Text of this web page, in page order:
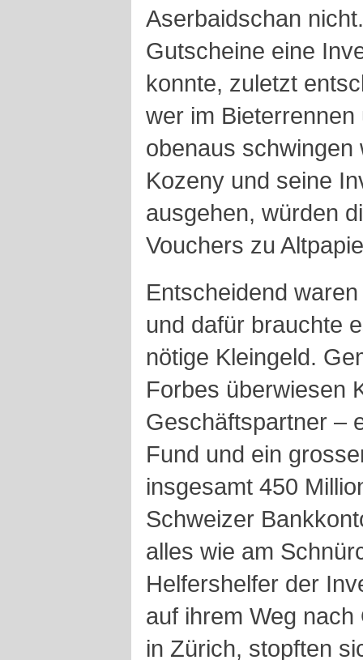
Aserbaidschan
Gutscheine eine
konnte, zuletzt
wer im
obenaus schwingen
Kozeny und seine
ausgehen, würden
Vouchers zu
Entscheidend
und dafür brauchte
nötige Kleingeld.
Forbes überwiesen
Geschäftspartner –
Fund und ein
insgesamt 450
Schweizer
alles wie am
Helfershelfer der
auf ihrem Weg
in Zürich, stopften